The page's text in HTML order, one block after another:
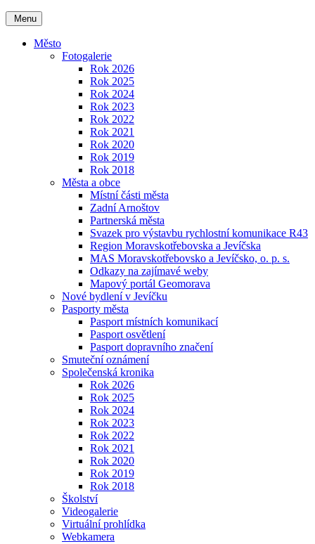
Menu
Město
Fotogalerie
Rok 2026
Rok 2025
Rok 2024
Rok 2023
Rok 2022
Rok 2021
Rok 2020
Rok 2019
Rok 2018
Města a obce
Místní části města
Zadní Arnoštov
Partnerská města
Svazek pro výstavbu rychlostní komunikace R43
Region Moravskotřebovska a Jevíčska
MAS Moravskotřebovsko a Jevíčsko, o. p. s.
Odkazy na zajímavé weby
Mapový portál Geomorava
Nové bydlení v Jevíčku
Pasporty města
Pasport místních komunikací
Pasport osvětlení
Pasport dopravního značení
Smuteční oznámení
Společenská kronika
Rok 2026
Rok 2025
Rok 2024
Rok 2023
Rok 2022
Rok 2021
Rok 2020
Rok 2019
Rok 2018
Školství
Videogalerie
Virtuální prohlídka
Webkamera